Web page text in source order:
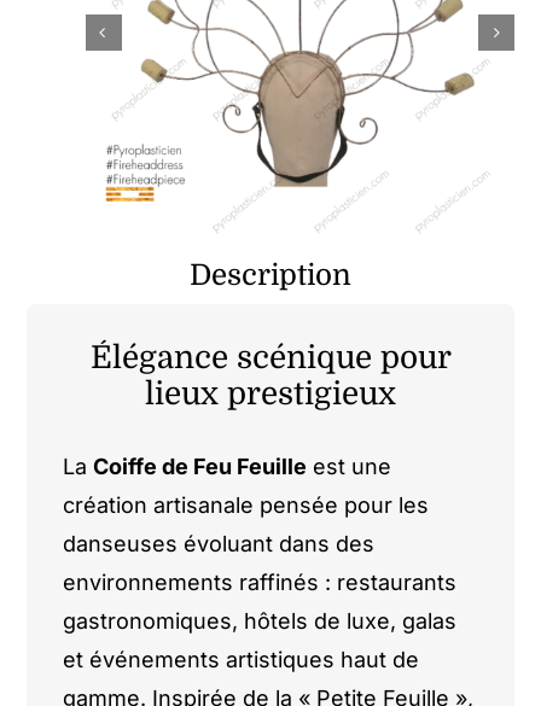
Contact
Mon compte
Description
Élégance scénique pour
lieux prestigieux
LaCoiffe de Feu Feuille est une
création artisanale pensée pour les
danseuses évoluant dans des
environnements raffinés : restaurants
gastronomiques, hôtels de luxe, galas
et événements artistiques haut de
gamme. Inspirée de la « Petite Feuille »,